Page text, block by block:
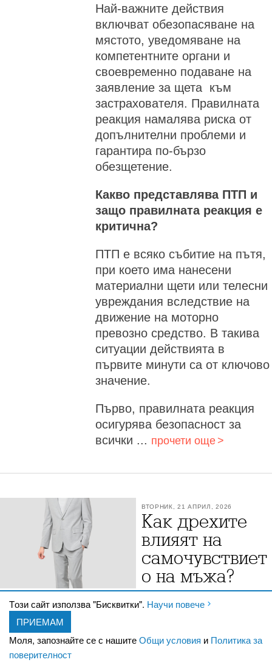
Най-важните действия
включват обезопасяване на
мястото, уведомяване на
компетентните органи и
своевременно подаване на
заявление за щета към
застрахователя. Правилната
реакция намалява риска от
допълнителни проблеми и
гарантира по-бързо
обезщетение.
Какво представлява ПТП и
защо правилната реакция е
критична?
ПТП е всяко събитие на пътя,
при което има нанесени
материални щети или телесни
увреждания вследствие на
движение на моторно
превозно средство. В такива
ситуации действията в
първите минути са от ключово
значение.
Първо, правилната реакция
осигурява безопасност за
всички ... прочети още
ВТОРНИК, 21 АПРИЛ, 2026
Как дрехите
влияят на
самочувствиет
о на мъжа?
Мъжка мода от TEODOR
Дрехите влияят на
променят едновременно начина, по
Tози сайт използва "Бисквитки". Научи повече
ПРИЕМАМ
Моля, запознайте се с нашитеОбщи условия и Политика за
поверителност